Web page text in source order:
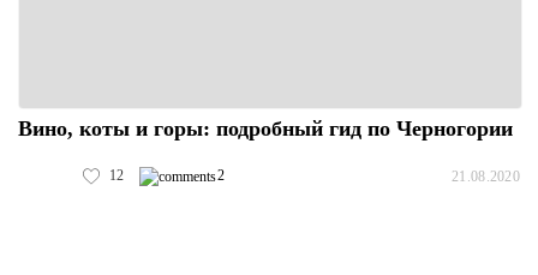
Вино, коты и горы: подробный гид по Черногории
12 2 21.08.2020